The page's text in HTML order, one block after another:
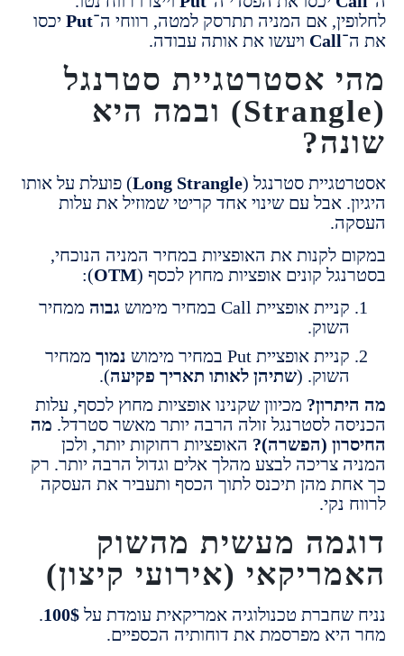
אם המניה תתרסק למטה, רווחי ה־ Putיכסו
Call ויעשו את אותה עבודה.
אסטרטגיית סטרנגל
(Strangle) ובמה היא
סטרנגל (Long Strangle) פועלת על אותו
אבל עם שינוי אחד קריטי שמוזיל את עלות
לקנות את האופציות במחיר המניה הנוכחי,
קונים אופציות מחוץ לכסף (OTM
):
קניית אופציית Call במחיר מימוש
גבוהממחיר
קניית אופציית Put במחיר מימוש
נמוךממחיר
שתיהן לאותו תאריך פקיעה).
מכיוון שקנינו אופציות מחוץ לכסף, עלות
לסטרנגל זולה הרבה יותר מאשר סטרדל.מה
(הפשרה)?האופציות רחוקות יותר, ולכן
צריכה לבצע מהלך אלים וגדול הרבה יותר. רק
מהן תיכנס לתוך הכסף ותעביר את העסקה
נקי.
מעשית מהשוק
(אירועי קיצון)
טכנולוגיה אמריקאית עומדת על100$
.
מפרסמת את דוחותיה הכספיים.